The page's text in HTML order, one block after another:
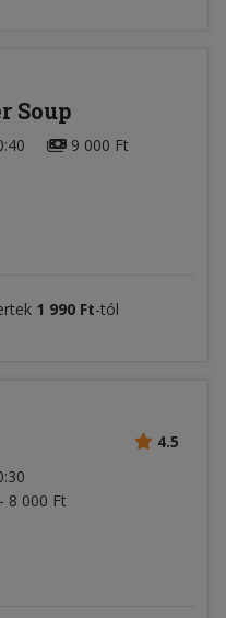
Soup
9 000 Ft
1 990 Ft-tól
4.5
8 000 Ft